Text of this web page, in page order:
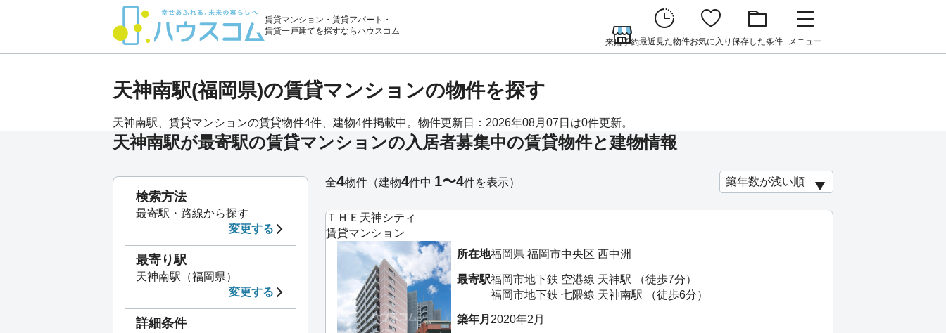
賃貸マンション・賃貸アパート・
賃貸一戸建てを探すならハウスコム
来店予約最近見た物件お気に入り 保存した条件 メニュー
天神南駅(福岡県)の賃貸マンションの物件を探す
天神南駅、賃貸マンションの賃貸物件4件、建物4件掲載中。物件更新日：2026年08月07日は0件更新。
天神南駅が最寄駅の賃貸マンションの入居者募集中の賃貸物件と建物情報
ＴＨＥ天神シティ
賃貸マンション
所在地福岡県 福岡市中央区 西中洲
最寄駅福岡市地下鉄 空港線 天神駅 （徒歩7分）
福岡市地下鉄 七隈線 天神南駅 （徒歩6分）
築年月 2020年2月
全4物件 （建物4件中 1〜4件を表示）
検索方法
最寄駅・路線から探す
変更する
最寄り駅
天神南駅（福岡県）
変更する
詳細条件